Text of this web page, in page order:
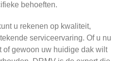
behoeften.
u rekenen op kwaliteit,
serviceervaring. Of u nu
of gewoon uw huidige dak wilt